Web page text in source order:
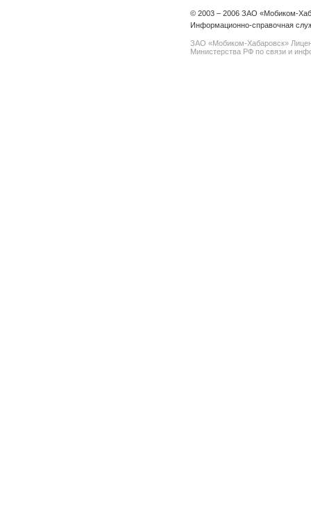
© 2003 – 2006 ЗАО «Мобиком-
Информационно-справочная
ЗАО «Мобиком-Хабаровск»
Министерства РФ по связи и